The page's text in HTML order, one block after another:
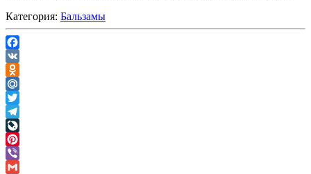
Категория: Бальзамы
Facebook
VK
Odnoklassniki
Mail.Ru
Twitter
Telegram
LiveJournal
Pinterest
Viber